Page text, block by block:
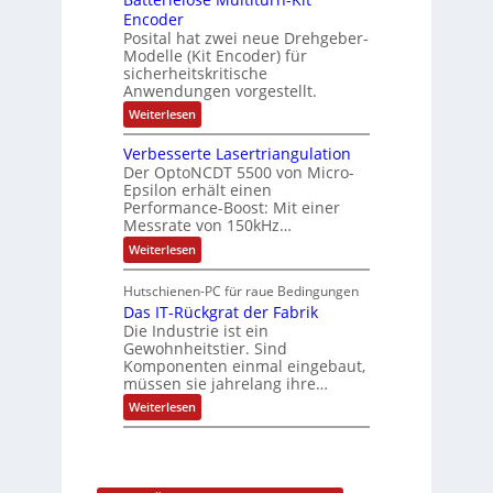
g
e
w
ä
h
t
f
t
e
r
ä
l
t
S
c
h
u
t
z
l
a
c
k
b
e
s
c
i
c
h
t
u
n
g
f
a
l
o
s
e
F
a
n
g
s
c
h
a
l
t
u
n
g
Encoder
Posital hat zwei neue Drehgeber-
Modelle (Kit Encoder) für
sicherheitskritische
Anwendungen vorgestellt.
Weiterlesen:
B
t
t
e
r
i
e
l
o
e
M
u
l
t
i
t
u
r
Verbesserte Lasertriangulation
Der OptoNCDT 5500 von Micro-
Epsilon erhält einen
Performance-Boost: Mit einer
Messrate von 150kHz…
Weiterlesen:
V
r
b
e
s
s
e
r
t
e
L
Hutschienen-PC für raue Bedingungen
Das IT-Rückgrat der Fabrik
Die Industrie ist ein
Gewohnheitstier. Sind
Komponenten einmal eingebaut,
müssen sie jahrelang ihre…
Weiterlesen:
D